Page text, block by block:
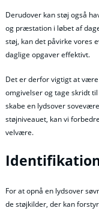
Derudover kan støj også
og præstation i løbet af
støj, kan det påvirke vores
daglige opgaver effektivt.
Det er derfor vigtigt at
omgivelser og tage skridt
skabe en lydsover
støjniveauet, kan vi
velvære.
For at opnå en lydsover
de støjkilder, der kan